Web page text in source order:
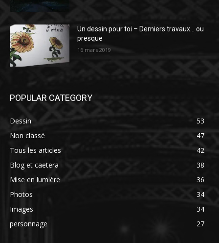
Un dessin pour toi – Derniers travaux… ou
presque
16 mars 2019
POPULAR CATEGORY
Dessin
53
Non classé
47
Tous les articles
42
Blog et caetera
38
Mise en lumière
36
Photos
34
Images
34
personnage
27